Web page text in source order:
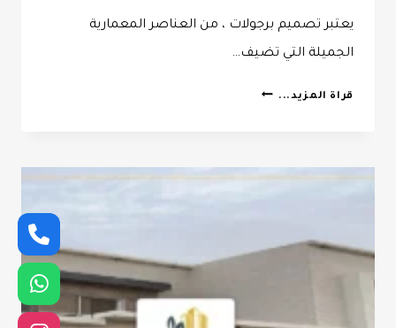
يعتبر تصميم برجولات ، من العناصر المعمارية
الجميلة التي تضيف…
قراة المزيد... حداد
0532068305
بالرياض